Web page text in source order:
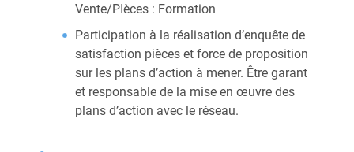
Vente/PIèces : Formation
Participation à la réalisation d’enquête de
satisfaction pièces et force de proposition
sur les plans d’action à mener. Être garant
et responsable de la mise en œuvre des
plans d’action avec le réseau.